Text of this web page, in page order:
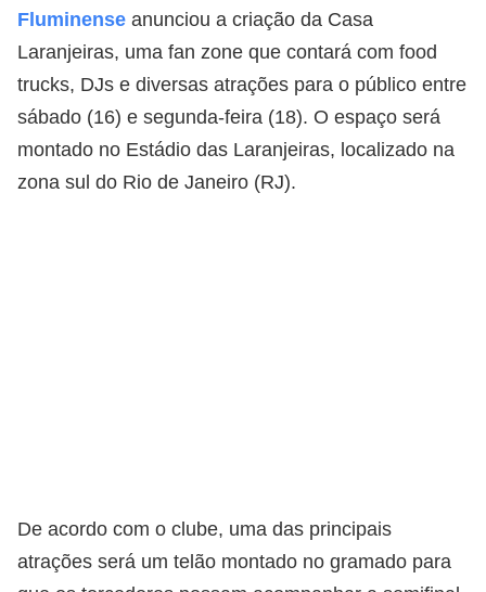
Fluminense anunciou a criação da Casa
Laranjeiras, uma fan zone que contará com food
trucks, DJs e diversas atrações para o público entre
sábado (16) e segunda-feira (18). O espaço será
montado no Estádio das Laranjeiras, localizado na
zona sul do Rio de Janeiro (RJ).
De acordo com o clube, uma das principais
atrações será um telão montado no gramado para